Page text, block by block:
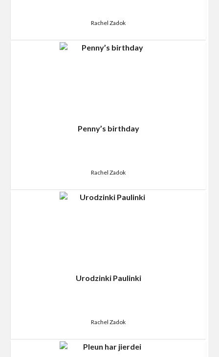
Rachel Zadok
Penny’s birthday
Rachel Zadok
Urodzinki Paulinki
Rachel Zadok